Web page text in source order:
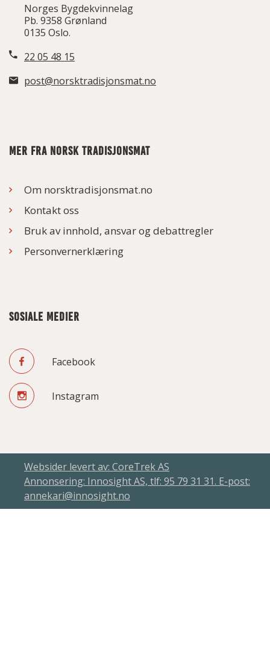
Norges Bygdekvinnelag
Pb. 9358 Grønland
0135 Oslo.
22 05 48 15
post@norsktradisjonsmat.no
MER FRA NORSK TRADISJONSMAT
Om norsktradisjonsmat.no
Kontakt oss
Bruk av innhold, ansvar og debattregler
Personvernerklæring
SOSIALE MEDIER
Facebook
Instagram
Websider levert av: CoreTrek AS
Annonsering: Innosight AS, tlf: 95 79 31 31. E-post:
annekari@innosight.no